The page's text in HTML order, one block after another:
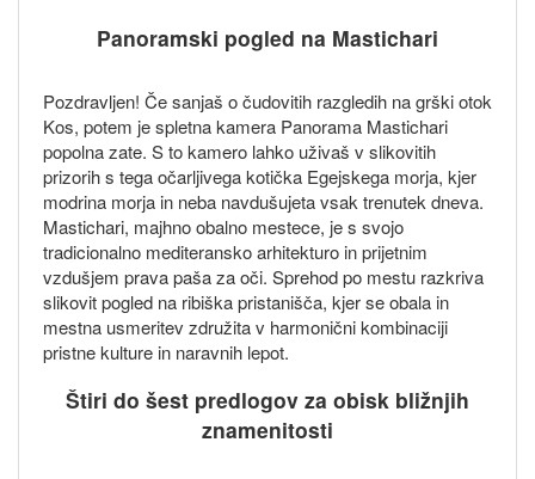
Panoramski pogled na Mastichari
Pozdravljen! Če sanjaš o čudovitih razgledih na grški otok
Kos, potem je spletna kamera Panorama Mastichari
popolna zate. S to kamero lahko uživaš v slikovitih
prizorih s tega očarljivega kotička Egejskega morja, kjer
modrina morja in neba navdušujeta vsak trenutek dneva.
Mastichari, majhno obalno mestece, je s svojo
tradicionalno mediteransko arhitekturo in prijetnim
vzdušjem prava paša za oči. Sprehod po mestu razkriva
slikovit pogled na ribiška pristanišča, kjer se obala in
mestna usmeritev združita v harmonični kombinaciji
pristne kulture in naravnih lepot.
Štiri do šest predlogov za obisk bližnjih
znamenitosti